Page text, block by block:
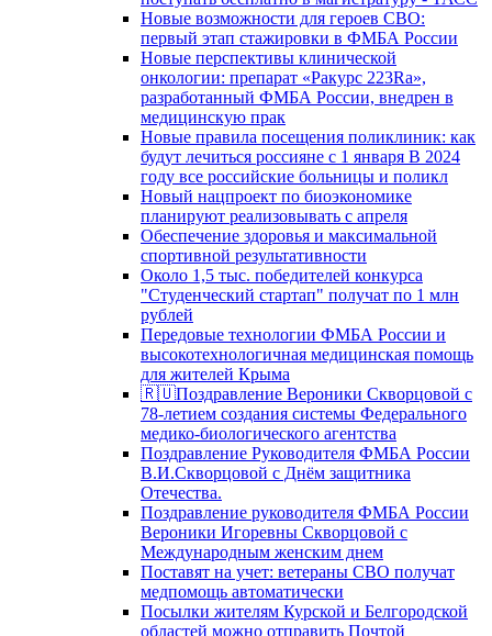
Новые возможности для героев СВО:
первый этап стажировки в ФМБА России
Новые перспективы клинической
онкологии: препарат «Ракурс 223Ra»,
разработанный ФМБА России, внедрен в
медицинскую прак
Новые правила посещения поликлиник: как
будут лечиться россияне с 1 января В 2024
году все российские больницы и поликл
Новый нацпроект по биоэкономике
планируют реализовывать с апреля
Обеспечение здоровья и максимальной
спортивной результативности
Около 1,5 тыс. победителей конкурса
"Студенческий стартап" получат по 1 млн
рублей
Передовые технологии ФМБА России и
высокотехнологичная медицинская помощь
для жителей Крыма
🇷🇺Поздравление Вероники Скворцовой с
78-летием создания системы Федерального
медико-биологического агентства
Поздравление Руководителя ФМБА России
В.И.Скворцовой с Днём защитника
Отечества.
Поздравление руководителя ФМБА России
Вероники Игоревны Скворцовой с
Международным женским днем
Поставят на учет: ветераны СВО получат
медпомощь автоматически
Посылки жителям Курской и Белгородской
областей можно отправить Почтой